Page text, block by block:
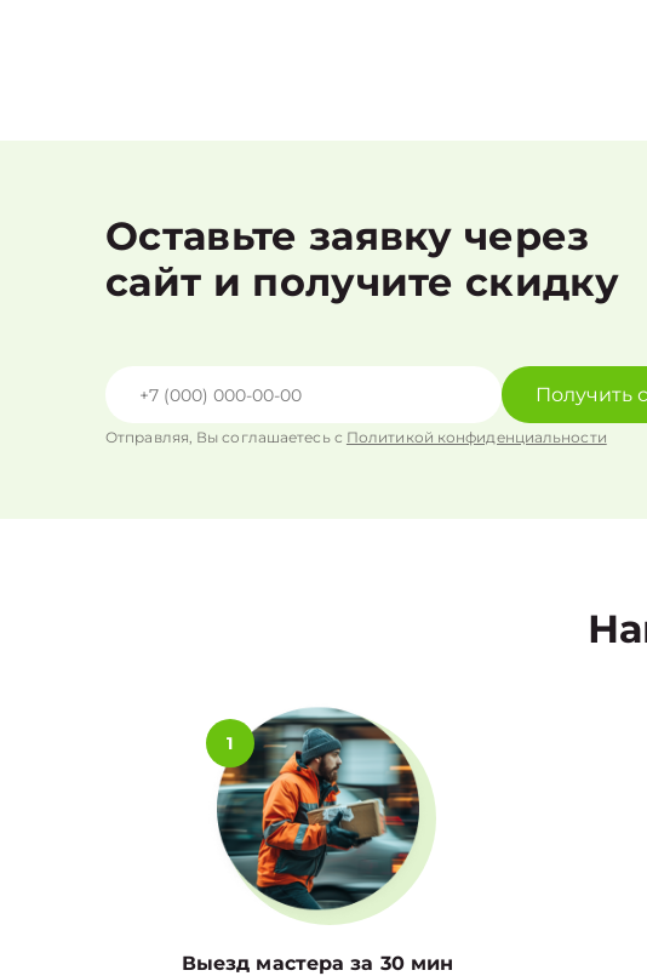
Оставьте заявку через
сайт и получите скидку
Получить
Отправляя, Вы соглашаетесь с Политикой конфиденциальности
1
Выезд мастера за 30 мин